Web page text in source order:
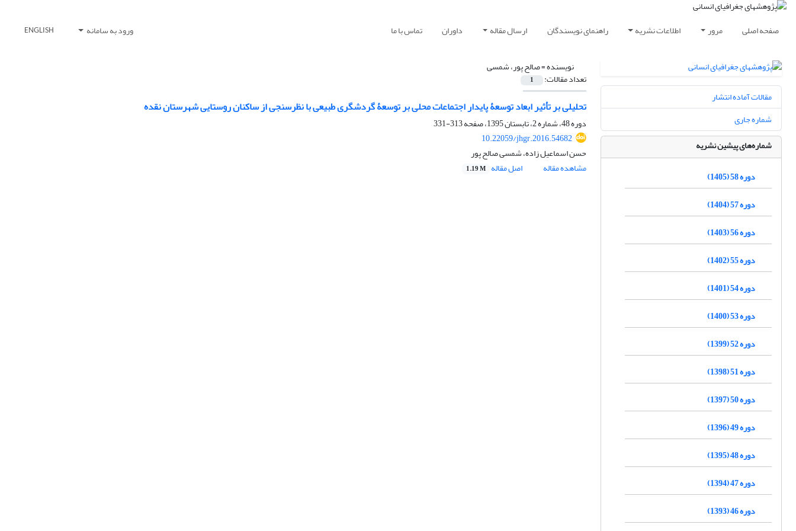
صفحه اصلی مرور اطلاعات نشریه راهنمای نویسندگان ارسال مقاله داوران تماس با ما ورود به سامانه ENGLISH
نویسنده =صالح پور، شمسی
تعداد مقالات: 1
تحلیلی بر تأثیر ابعاد توسعۀ پایدار اجتماعات محلی بر توسعۀ گردشگری طبیعی با نظرسنجی از ساکنان روستایی شهرستان نقده
دوره 48، شماره 2، تابستان 1395، صفحه
313-331
10.22059/jhgr.2016.54682
حسن اسماعیل زاده، شمسی صالح پور
مشاهده مقاله
اصل مقاله 1.19 M
مقالات آماده انتشار
شماره جاری
شماره‌های پیشین نشریه
دوره 58 (1405)
دوره 57 (1404)
دوره 56 (1403)
دوره 55 (1402)
دوره 54 (1401)
دوره 53 (1400)
دوره 52 (1399)
دوره 51 (1398)
دوره 50 (1397)
دوره 49 (1396)
دوره 48 (1395)
دوره 47 (1394)
دوره 46 (1393)